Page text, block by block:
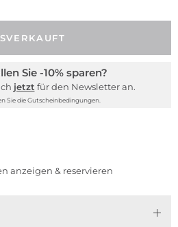
Sie -10% sparen?
jetzt für den Newsletter an.
Sie die Gutscheinbedingungen.
anzeigen & reservieren